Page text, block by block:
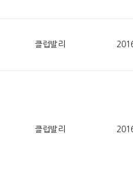
클럽발리
클럽발리